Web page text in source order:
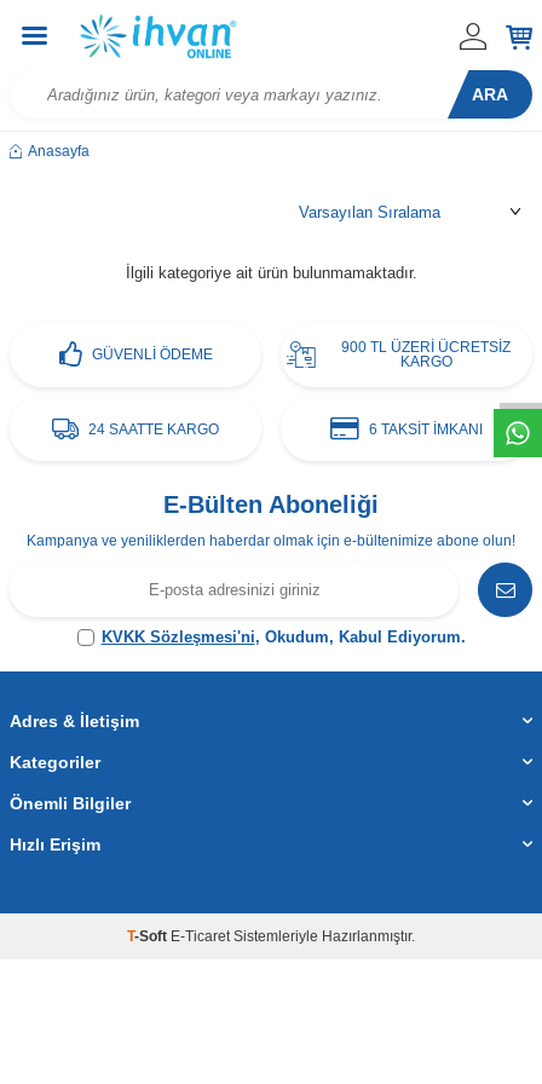
WhtsappDeseHatt
ARA
Anasayfa
İlgili kategoriye ait ürün bulunmamaktadır.
GÜVENLİ ÖDEME
900 TL ÜZERİ ÜCRETSİZ
KARGO
24 SAATTE KARGO 6 TAKSİT İMKANI
E-Bülten Aboneliği
Kampanya ve yeniliklerden haberdar olmak için e-bültenimize abone olun!
KVKK Sözleşmesi'ni, Okudum, Kabul Ediyorum.
Adres & İletişim
Kategoriler
Önemli Bilgiler
Hızlı Erişim
T-Soft E-TicaretSistemleriyle Hazırlanmıştır.